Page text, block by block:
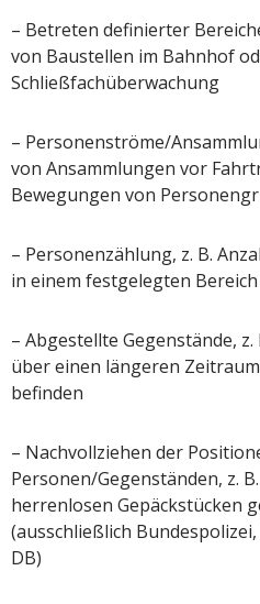
– Betreten definierter
von Baustellen im Bahnhof
Schließfachüberwachung
– Personenströme/
von Ansammlungen vor
Bewegungen von
– Personenzählung, z. B.
in einem festgelegten
– Abgestellte Gegenstände, z.
über einen längeren
befinden
– Nachvollziehen der
Personen/Gegenständen, z.
herrenlosen Gepäckstücken
(ausschließlich
DB)